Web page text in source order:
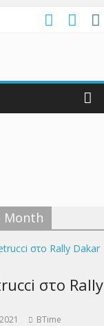
Month
στο Rally
BTime